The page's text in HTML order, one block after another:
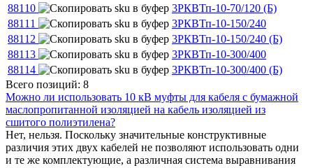
88110
3РКВТп-10-70/120 (Б)
88111
3РКВТп-10-150/240
88112
3РКВТп-10-150/240 (Б)
88113
3РКВТп-10-300/400
88114
3РКВТп-10-300/400 (Б)
Всего позиций: 8
Можно ли использовать 10 кВ муфты для кабеля с бумажной
маслопропитанной изоляцией на кабель изоляцией из
сшитого полиэтилена?
Нет, нельзя. Поскольку значительные конструктивные
различия этих двух кабелей не позволяют использовать одни
и те же комплектующие, а различная система выравнивания